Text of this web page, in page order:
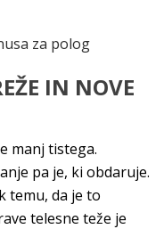
za polog
IN NOVE
manj tistega.
pa je, ki obdaruje.
temu, da je to
telesne teže je